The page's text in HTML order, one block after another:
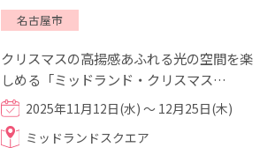
名古屋市
クリスマスの高揚感あふれる光の空間を楽
しめる「ミッドランド・クリスマス
2025」では、今年もシャンパンゴールドの
イルミネーションが館内を彩り...
2025年11月12日(水) ～ 12月25日(木)
ミッドランドスクエア